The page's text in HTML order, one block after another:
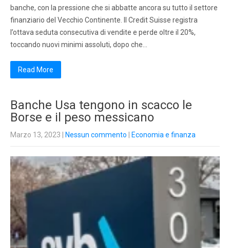
banche, con la pressione che si abbatte ancora su tutto il settore
finanziario del Vecchio Continente. Il Credit Suisse registra
l’ottava seduta consecutiva di vendite e perde oltre il 20%,
toccando nuovi minimi assoluti, dopo che…
Read More
Banche Usa tengono in scacco le
Borse e il peso messicano
Marzo 13, 2023 Nessun commento Economia e finanza